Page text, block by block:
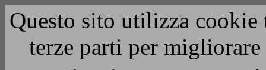
Questo sito utilizza
terze parti per